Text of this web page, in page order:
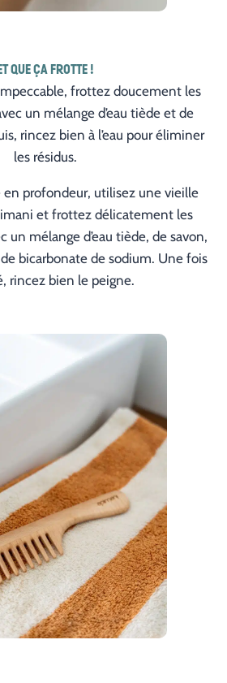
ET QUE ÇA FROTTE !
frottez doucement les
un mélange d’eau tiède et de
rincez bien à l’eau pour éliminer
les résidus.
profondeur, utilisez une vieille
et frottez délicatement les
un mélange d’eau tiède, de savon,
bicarbonate de sodium. Une fois
rincez bien le peigne.